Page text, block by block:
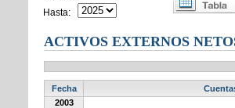
Hasta:
ACTIVOS EXTERNOS
Fecha
2003